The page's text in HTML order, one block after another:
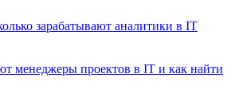
зарабатывают аналитики в IT
менеджеры проектов в IT и как найти